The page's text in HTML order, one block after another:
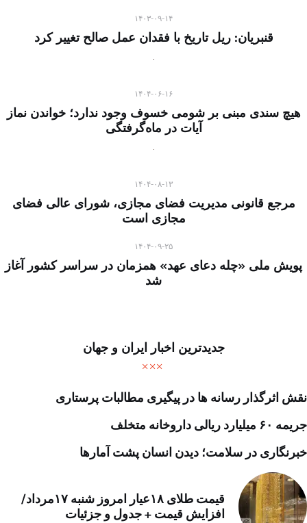
۱۴۰۳-۰۹-۱۴
قنبریان: ریل تاریخ با فقدان عمل صالح تغییر کرد
۱۴۰۴-۰۶-۱۶
هیچ سندی مبنی بر شومی خسوف وجود ندارد؛ خواندن نماز
آیات در ماه‌گرفتگی
۱۴۰۴-۰۸-۱۳
مرجع قانونی مدیریت فضای مجازی، شورای عالی فضای
مجازی است
۱۴۰۴-۰۹-۲۵
پویش ملی «چله دعای عهد» همزمان در سراسر کشور آغاز
شد
جدیدترین اخبار ایران و جهان
نقش اثرگذار رسانه ها در پیگیری مطالبات پرستاری
جریمه ۶۰ میلیارد ریالی داروخانه متخلف
خبرنگاری در سلامت؛ دیدن انسان پشت آمارها
قیمت طلای ۱۸عیار امروز شنبه ۱۷مرداد/
افزایش قیمت + جدول و جزئیات